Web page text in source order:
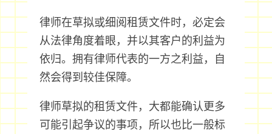
律师在草拟或细阅租赁文件时，必定会
从法律角度着眼，并以其客户的利益为
依归。拥有律师代表的一方之利益，自
然会得到较佳保障。
律师草拟的租赁文件，大都能确认更多
可能引起争议的事项，所以也比一般标